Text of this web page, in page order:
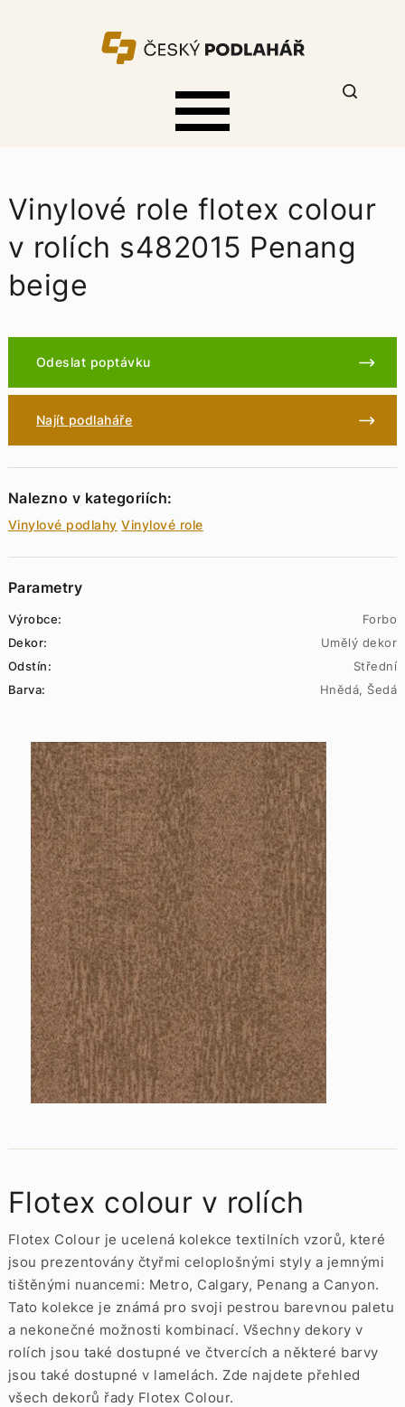
Vinylové role flotex colour
v rolích s482015 Penang
beige
Odeslat poptávku
Najít podlaháře
Nalezno v kategoriích:
Vinylové podlahy Vinylové role
Parametry
Výrobce:
Forbo
Dekor:
Umělý dekor
Odstín:
Střední
Barva:
Hnědá, Šedá
Flotex colour v rolích
Flotex Colour je ucelená kolekce textilních vzorů, které
jsou prezentovány čtyřmi celoplošnými styly a jemnými
tištěnými nuancemi: Metro, Calgary, Penang a Canyon.
Tato kolekce je známá pro svoji pestrou barevnou paletu
a nekonečné možnosti kombinací. Všechny dekory v
rolích jsou také dostupné ve čtvercích a některé barvy
jsou také dostupné v lamelách. Zde najdete přehled
všech dekorů řady Flotex Colour.